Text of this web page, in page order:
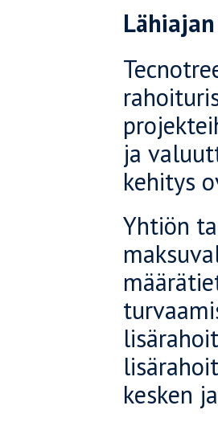
ja
kehitys
Yhtiön
kesken